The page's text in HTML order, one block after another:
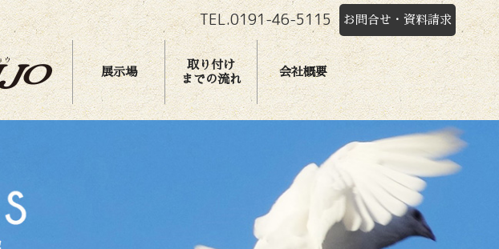
展示場
取り付け
までの流れ
会社概要
TEL.0191-46-5115 お問合せ・資料請求